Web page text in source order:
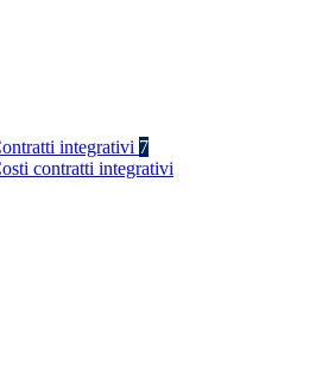
integrativi 7
contratti integrativi